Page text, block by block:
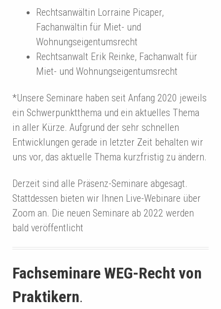
Rechtsanwältin Lorraine Picaper,
Fachanwältin für Miet- und
Wohnungseigentumsrecht
Rechtsanwalt Erik Reinke, Fachanwalt für
Miet- und Wohnungseigentumsrecht
*Unsere Seminare haben seit Anfang 2020 jeweils
ein Schwerpunktthema und ein aktuelles Thema
in aller Kürze. Aufgrund der sehr schnellen
Entwicklungen gerade in letzter Zeit behalten wir
uns vor, das aktuelle Thema kurzfristig zu ändern.
Derzeit sind alle Präsenz-Seminare abgesagt.
Stattdessen bieten wir Ihnen Live-Webinare über
Zoom an. Die neuen Seminare ab 2022 werden
bald veröffentlicht
Fachseminare WEG-Recht von
Praktikern.